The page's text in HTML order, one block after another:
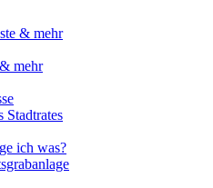
& mehr
mehr
Stadtrates
ich was?